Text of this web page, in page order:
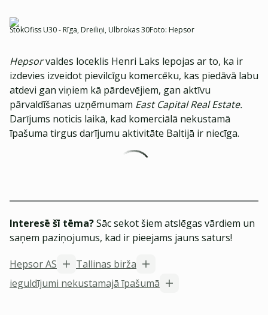
StokOfiss U30 - Rīga, Dreiliņi, Ulbrokas 30Foto: Hepsor
Hepsorvaldes loceklis Henri Laks lepojas ar to, ka ir
izdevies izveidot pievilcīgu komercēku, kas piedāvā labu
atdevi gan viņiem kā pārdevējiem, gan aktīvu
pārvaldīšanas uzņēmumam East Capital Real Estate.
Darījums noticis laikā, kad komerciālā nekustamā
īpašuma tirgus darījumu aktivitāte Baltijā ir niecīga.
Interesē šī tēma?Sāc sekot šiem atslēgas vārdiem un
saņem paziņojumus, kad ir pieejams jauns saturs!
Hepsor AS
Tallinas birža
ieguldījumi nekustamajā īpašumā